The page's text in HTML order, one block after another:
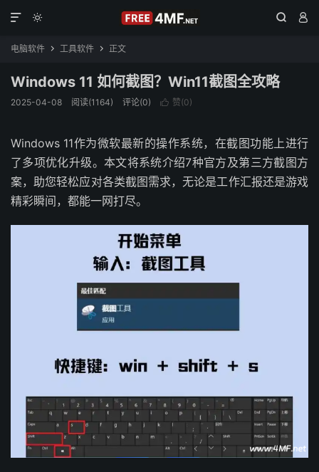
  

电脑软件  工具软件  正文
Windows 11 如何截图？Win11截图全攻略
2025-04-08 阅读(1164) 评论(0)  赞(0)
Windows 11作为微软最新的操作系统，在截图功能上进行
了多项优化升级。本文将系统介绍7种官方及第三方截图方
案，助您轻松应对各类截图需求，无论是工作汇报还是游戏
精彩瞬间，都能一网打尽。